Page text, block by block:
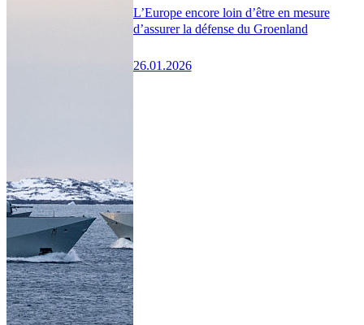
L’Europe encore loin d’être en mesure
d’assurer la défense du Groenland
26.01.2026